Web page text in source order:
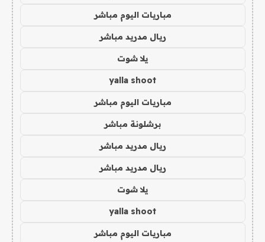
مباريات اليوم مباشر
ريال مدريد مباشر
يلا شوت
yalla shoot
مباريات اليوم مباشر
برشلونة مباشر
ريال مدريد مباشر
ريال مدريد مباشر
يلا شوت
yalla shoot
مباريات اليوم مباشر